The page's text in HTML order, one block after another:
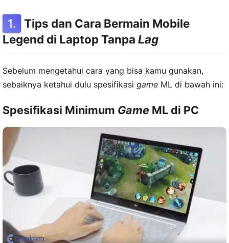
Tips dan Cara Bermain Mobile
Legend di Laptop Tanpa Lag
Sebelum mengetahui cara yang bisa kamu gunakan,
sebaiknya ketahui dulu spesifikasi game ML di bawah ini:
Spesifikasi Minimum Game ML di PC